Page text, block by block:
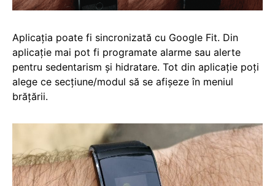
Aplicația poate fi sincronizată cu Google Fit. Din
aplicație mai pot fi programate alarme sau alerte
pentru sedentarism și hidratare. Tot din aplicație poți
alege ce secțiune/modul să se afișeze în meniul
brățării.